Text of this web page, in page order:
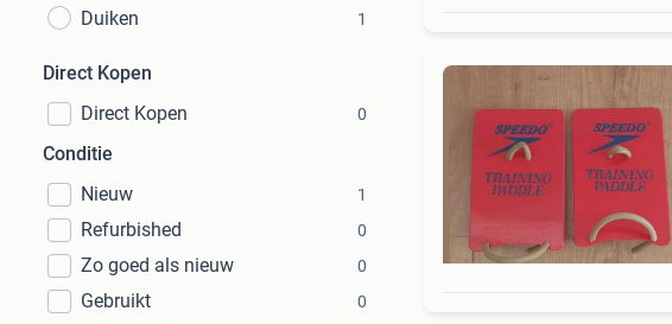
Duiken
1
Direct Kopen
Direct Kopen
0
Conditie
Nieuw
1
Refurbished 0
Zo goed als nieuw 0
Gebruikt 0